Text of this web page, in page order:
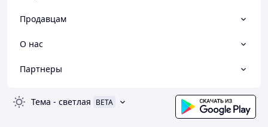
Продавцам
О нас
Партнеры
Тема - светлая BETA